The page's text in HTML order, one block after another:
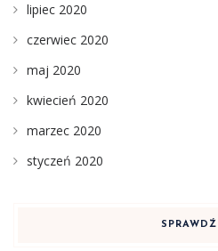
lipiec 2020
czerwiec 2020
maj 2020
kwiecień 2020
marzec 2020
styczeń 2020